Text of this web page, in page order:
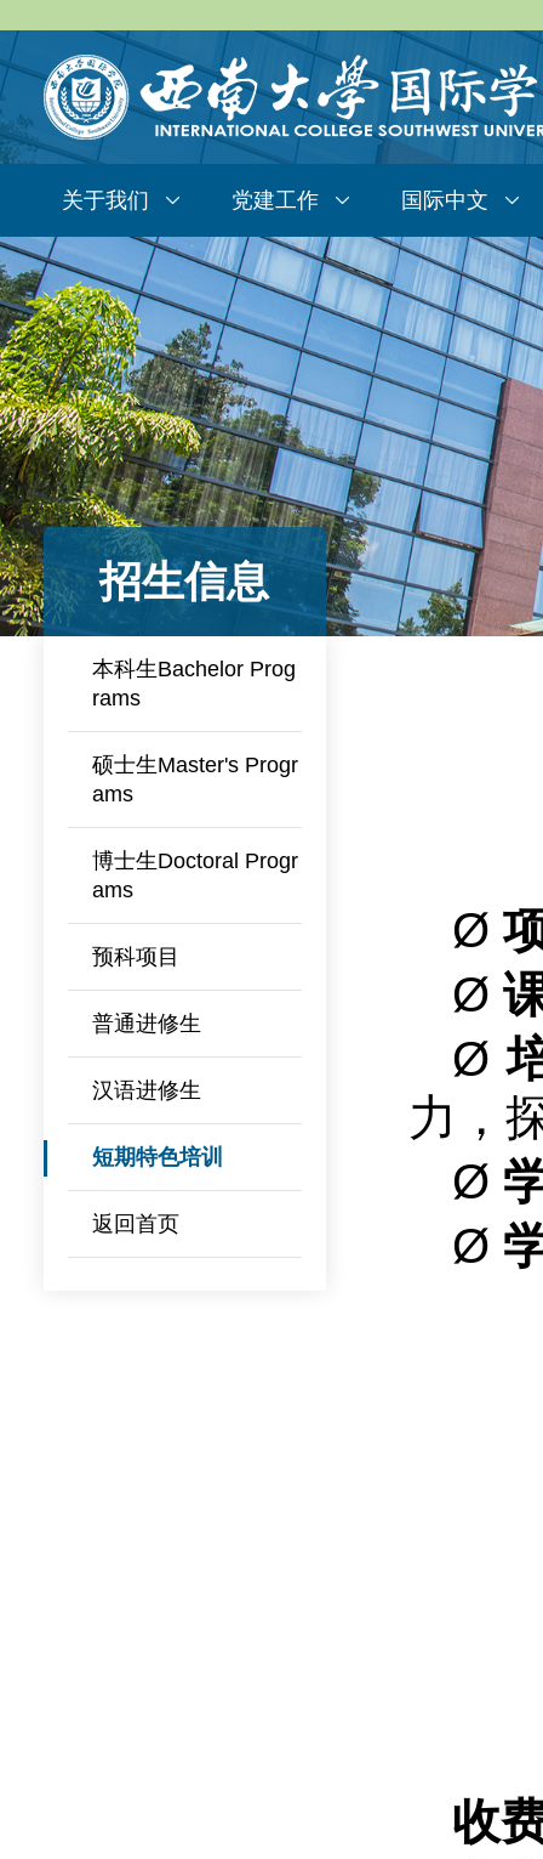
关于我们 党建工作 国际中文
招生信息
本科生Bachelor Prog
rams
硕士生Master's Progr
ams
博士生Doctoral Progr
ams
预科项目
普通进修生
汉语进修生
短期特色培训
返回首页
Ø
Ø
Ø
力，
Ø
Ø
收